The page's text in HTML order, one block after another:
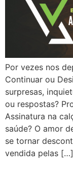
Por vezes nos
Continuar ou
surpresas,
ou respostas?
Assinatura na
saúde? O amor
se tornar
vendida pelas […]